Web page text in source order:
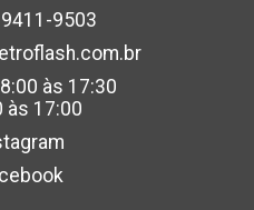
9503
às 17:30
às 17:00